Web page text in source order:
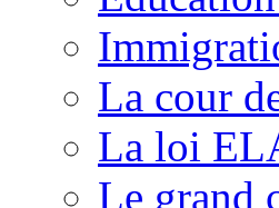
La cour
La loi
Le grand